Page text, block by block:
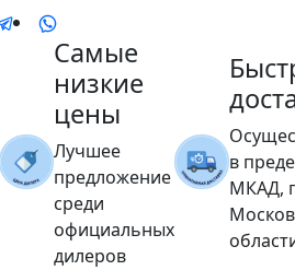
Самые
низкие
цены
Лучшее
предложение
среди
официальных
дилеров
в
МКАД,